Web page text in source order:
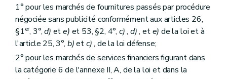
1° pour les marchés de fournitures passés par procédure
négociée sans publicité conformément aux articles 26,
§1er, 3°,d) ete) et 53, §2, 4°, c), d), ete) de la loi et à
l'article 25, 3°, b)etc), de la loi défense;
2° pour les marchés de services financiers figurant dans
la catégorie 6 de l'annexe II, A, de la loi et dans la